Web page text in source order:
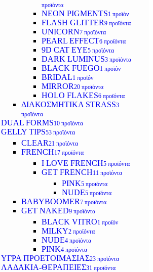
προϊόντα
NEON PIGMENTS1 προϊόν
FLASH GLITTER9 προϊόντα
UNICORN7 προϊόντα
PEARL EFFECT6 προϊόντα
9D CAT EYE5 προϊόντα
DARK LUMINUS3 προϊόντα
BLACK FUEGO1 προϊόν
BRIDAL1 προϊόν
MIRROR20 προϊόντα
HOLO FLAKES6 προϊόντα
ΔΙΑΚΟΣΜΗΤΙΚΑ STRASS3
προϊόντα
DUAL FORMS10 προϊόντα
GELLY TIPS53 προϊόντα
CLEAR21 προϊόντα
FRENCH17 προϊόντα
I LOVE FRENCH5 προϊόντα
GET FRENCH11 προϊόντα
PINK5 προϊόντα
NUDE5 προϊόντα
BABYBOOMER7 προϊόντα
GET NAKED9 προϊόντα
BLACK VITRO1 προϊόν
MILKY2 προϊόντα
NUDE4 προϊόντα
PINK4 προϊόντα
ΥΓΡΑ ΠΡΟΕΤΟΙΜΑΣΙΑΣ23 προϊόντα
ΛΑΔΑΚΙΑ-ΘΕΡΑΠΕΙΕΣ31 προϊόντα